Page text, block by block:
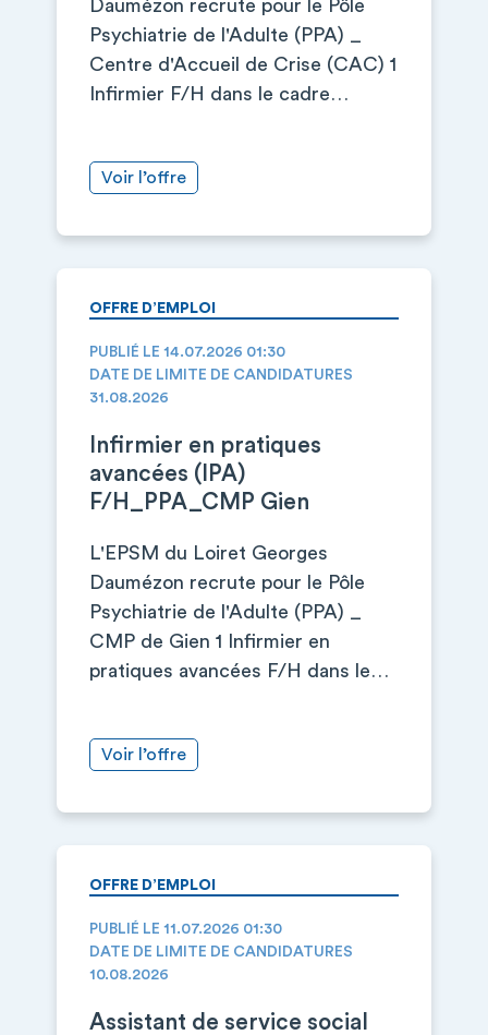
Daumézon recrute pour le Pôle
Psychiatrie de l'Adulte (PPA) _
Centre d'Accueil de Crise (CAC) 1
Infirmier F/H dans le cadre…
Voir l’offre
OFFRE D’EMPLOI
PUBLIÉ LE 14.07.2026 01:30
DATE DE LIMITE DE CANDIDATURES
31.08.2026
Infirmier en pratiques
avancées (IPA)
F/H_PPA_CMP Gien
L'EPSM du Loiret Georges
Daumézon recrute pour le Pôle
Psychiatrie de l'Adulte (PPA) _
CMP de Gien 1 Infirmier en
pratiques avancées F/H dans le…
Voir l’offre
OFFRE D’EMPLOI
PUBLIÉ LE 11.07.2026 01:30
DATE DE LIMITE DE CANDIDATURES
10.08.2026
Assistant de service social